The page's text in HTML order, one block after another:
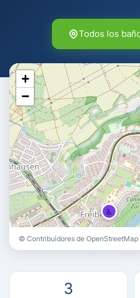
Todos los
♿
+
−
© Contribuidores de OpenStreetMap
3